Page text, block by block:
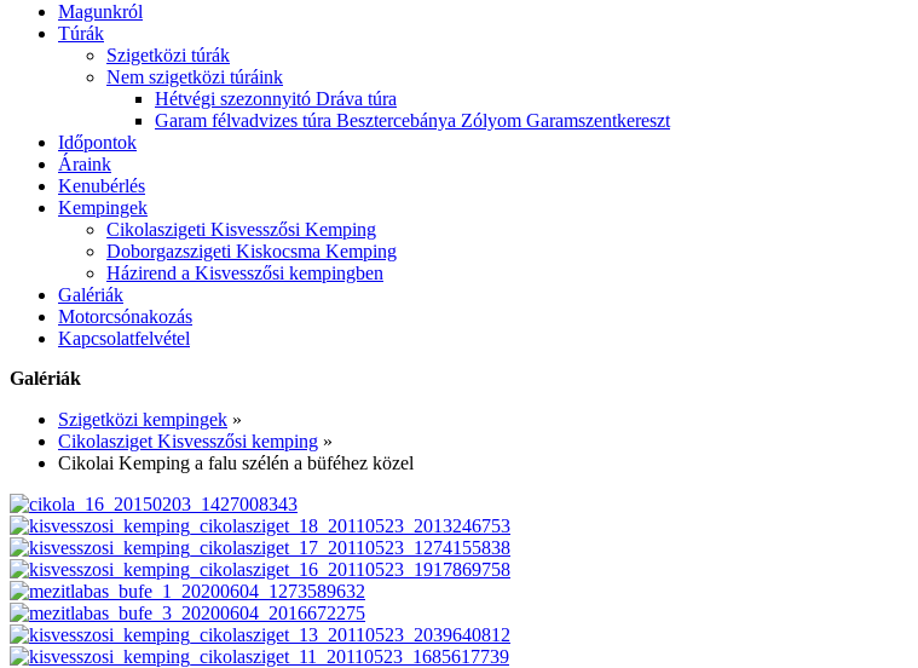
Magunkról
Túrák
Szigetközi túrák
Nem szigetközi túráink
Hétvégi szezonnyitó Dráva túra
Garam félvadvizes túra Besztercebánya Zólyom Garamszentkereszt
Időpontok
Áraink
Kenubérlés
Kempingek
Cikolaszigeti Kisvesszősi Kemping
Doborgazszigeti Kiskocsma Kemping
Házirend a Kisvesszősi kempingben
Galériák
Motorcsónakozás
Kapcsolatfelvétel
Galériák
Szigetközi kempingek »
Cikolasziget Kisvesszősi kemping »
Cikolai Kemping a falu szélén a büféhez közel